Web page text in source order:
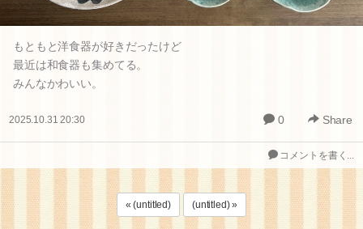
もともと洋食器が好きだったけど
最近は和食器も集めてる。
みんなかわいい。
2025.10.31 20:30 0 Share
コメントを書く...
« (untitled) (untitled) »